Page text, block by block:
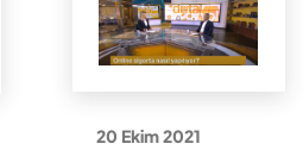
20 Ekim 2021